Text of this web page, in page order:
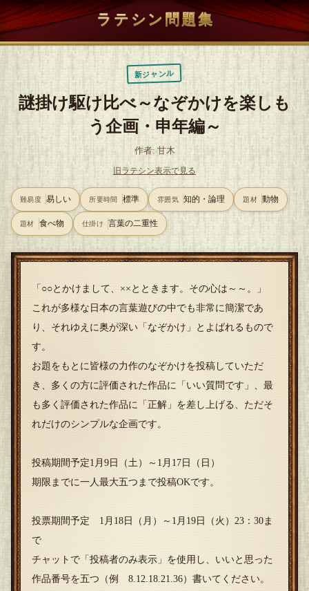
ラテシン問題集
新ジャンル
謎掛け駆け比べ～なぞかけを楽しも
う企画・申年編～
作者: 甘木
旧ラテシン表示で見る
難易度 易しい 所要時間 標準 雰囲気 知的・論理 題材 動物
題材 食べ物 仕掛け 言葉の二重性
「○○とかけまして、××とときます。その心は～～。」
これが多様な日本の言葉遊びの中でも非常に簡潔であ
り、それゆえに奥が深い「なぞかけ」とよばれるもので
す。
お題をもとに皆様の力作のなぞかけを投稿していただ
き、多くの方に評価された作品に「いい質問です」、最
も多く評価された作品に「正解」を差し上げる、ただそ
れだけのシンプルな企画です。
投稿期間予定1月9日（土）～1月17日（日）
期限までに一人最大五つまで投稿OKです。
投票期間予定 1月18日（月）～1月19日（火）23：30ま
で
チャットで「投稿者のみ表示」を使用し、いいと思った
作品番号を五つ（例 8.12.18.21.36）書いてください。